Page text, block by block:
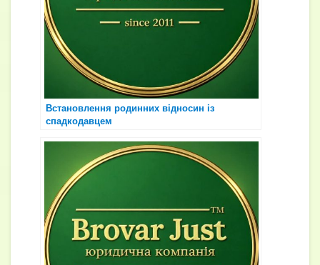
Встановлення родинних відносин із
спадкодавцем